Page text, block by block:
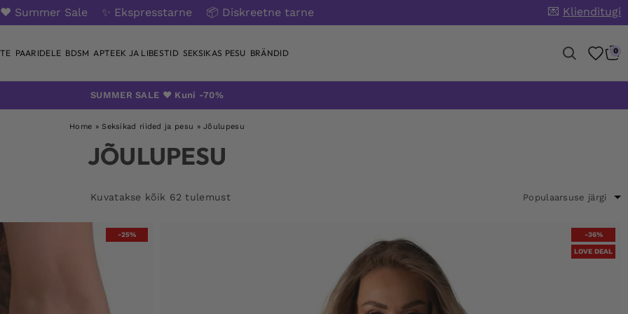
❤️ Summer Sale ✨ Ekspresstarne 📦 Diskreetne tarne 💌 Klienditugi
PAARIDELE BDSM APTEEK JA LIBESTID SEKSIKAS PESU BRÄNDID 0
SUMMER SALE ❤️ Kuni -70%
Home »Seksikad riided ja pesu »Jõulupesu
JÕULUPESU
Kuvatakse kõik 62 tulemust
-25% -36%
LOVE DEAL